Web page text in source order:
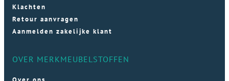
Klachten
Retour aanvragen
Aanmelden zakelijke klant
OVER MERKMEUBELSTOFFEN